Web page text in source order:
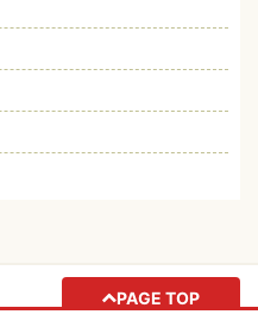
PAGE TOP